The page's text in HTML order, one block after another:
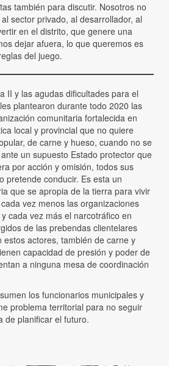
también para discutir. Nosotros no
sector privado, al desarrollador, al
en el distrito, que genere una
dejar afuera, lo que queremos es
del juego.
II y las agudas dificultades para el
plantearon durante todo 2020 las
comunitaria fortalecida en
local y provincial que no quiere
de carne y hueso, cuando no se
un supuesto Estado protector que
por acción y omisión, todos sus
pretende conducir. Es esta un
que se apropia de la tierra para vivir
vez menos las organizaciones
cada vez más el narcotráfico en
de las prebendas clientelares
estos actores, también de carne y
capacidad de presión y poder de
a ninguna mesa de coordinación
los funcionarios municipales y
problema territorial para no seguir
de planificar el futuro.